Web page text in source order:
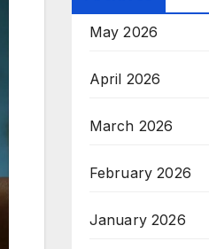
May 2026
April 2026
March 2026
February 2026
January 2026